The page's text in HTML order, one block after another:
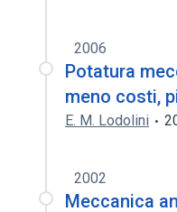
2006
Potatura
meno costi,
E. M. Lodolini
2002
Meccanica